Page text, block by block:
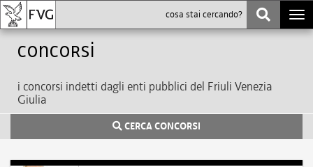
Concorsi
i concorsi indetti dagli enti pubblici del Friuli Venezia
Giulia
CERCA CONCORSI